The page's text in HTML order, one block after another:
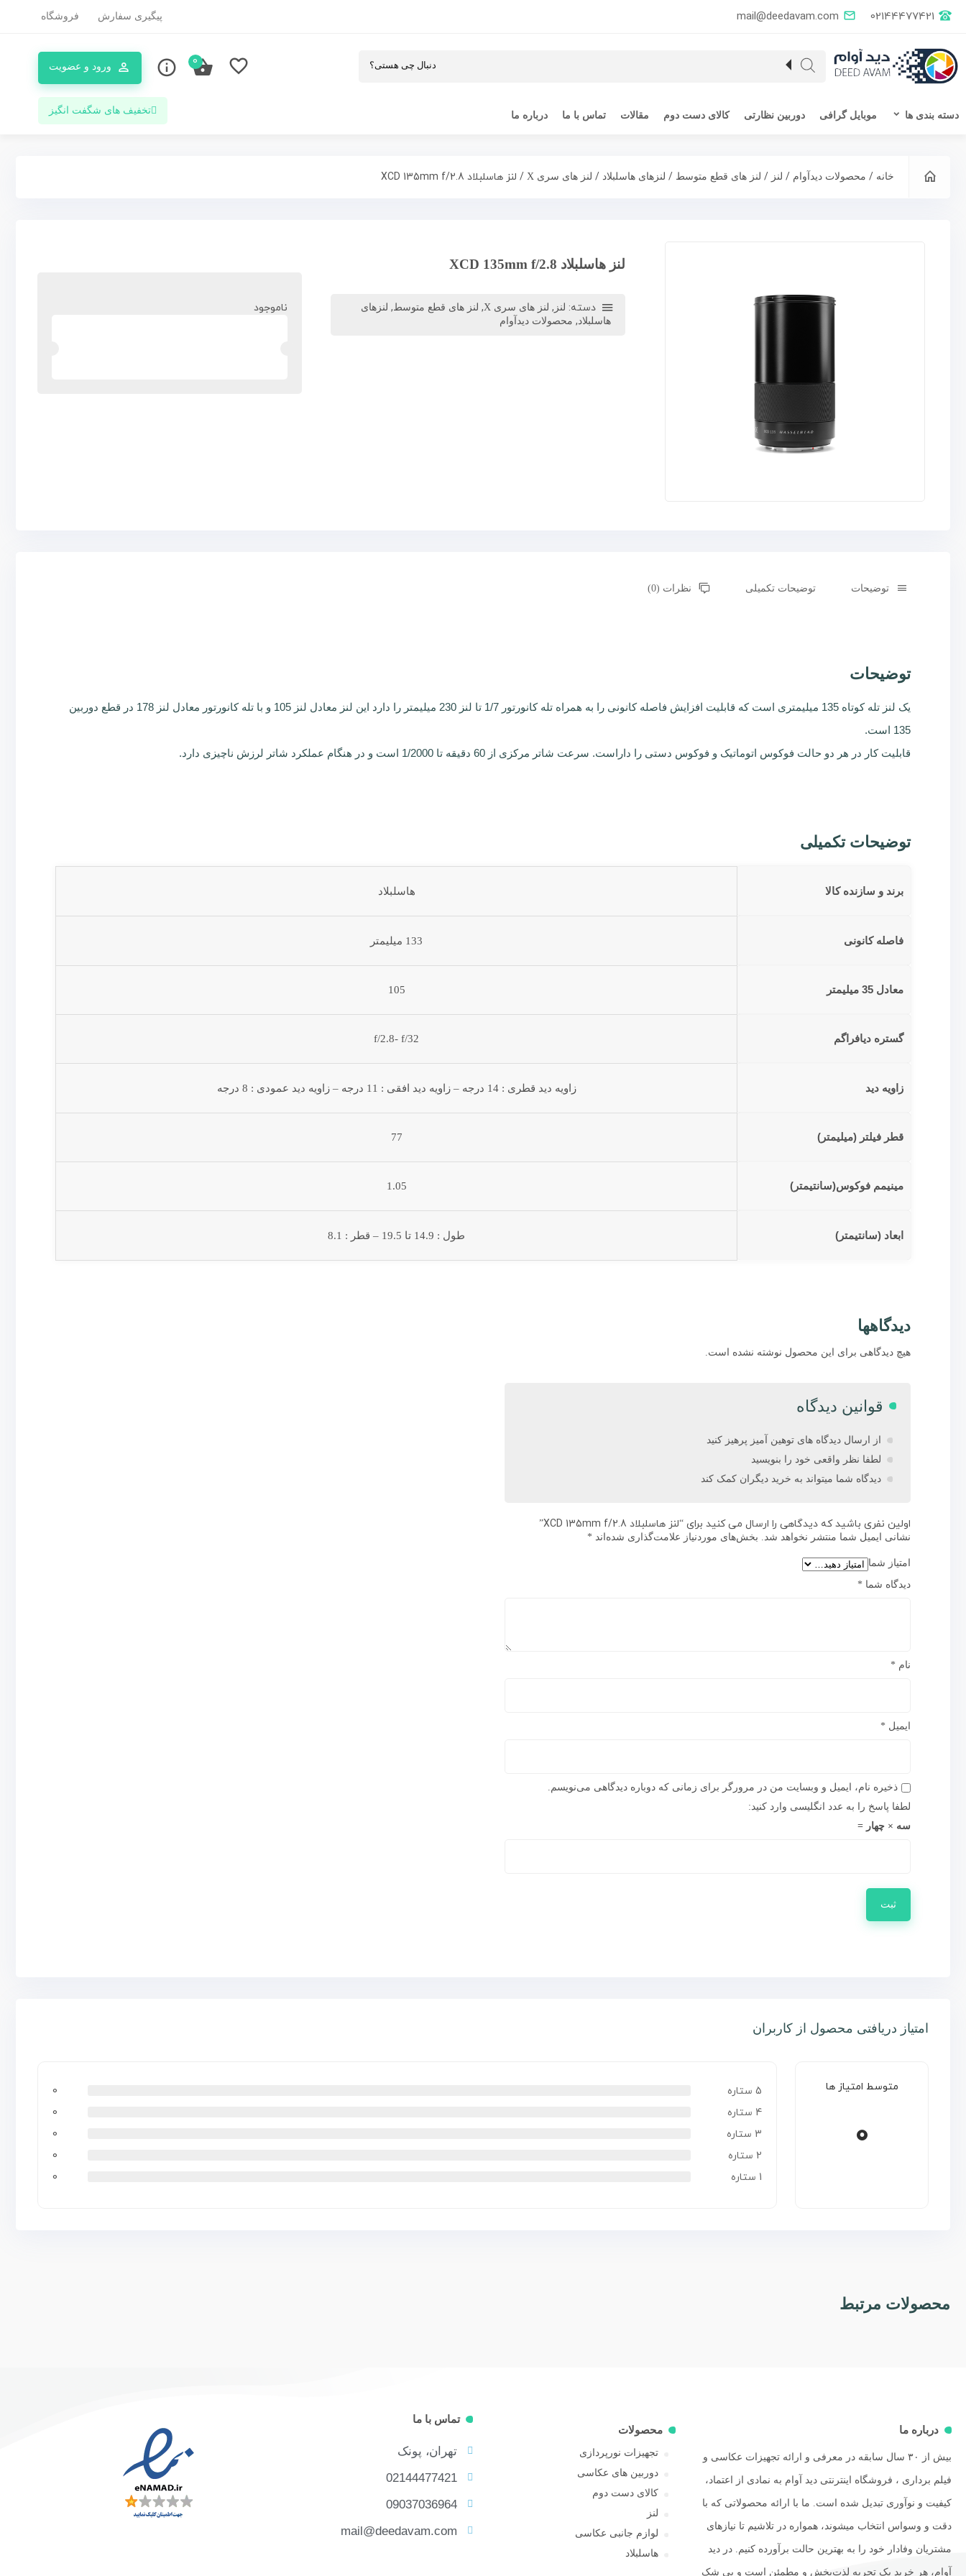
mail@deedavam.com 02144477421 پیگیری سفارش فروشگاه
ورود و عضویت 0
دسته بندی ها موبایل گرافی دوربین نظارتی کالای دست دوم مقالات تماس با ما درباره ما تخفیف های شگفت انگیز
خانه / محصولات دیدآوام / لنز / لنز های قطع متوسط / لنزهای هاسلبلاد / لنز های سری X / لنز هاسلبلاد XCD 135mm f/2.8
لنز هاسلبلاد XCD 135mm f/2.8
دسته: لنز , لنز های سری X , لنز های قطع متوسط, لنزهای
هاسلبلاد, محصولات دیدآوام
ناموجود
توضیحات توضیحات تکمیلی نظرات (0)
توضیحات
یک لنز تله کوتاه 135 میلیمتری است که قابلیت افزایش فاصله کانونی را به همراه تله کانورتور 1/7 تا لنز 230 میلیمتر را دارد این لنز معادل لنز 105 و با تله کانورتور معادل لنز 178 در قطع دوربین
135 است.
قابلیت کار در هر دو حالت فوکوس اتوماتیک و فوکوس دستی را داراست. سرعت شاتر مرکزی از 60 دقیقه تا 1/2000 است و در هنگام عملکرد شاتر لرزش ناچیزی دارد.
توضیحات تکمیلی
برند و سازنده کالا هاسلبلاد
فاصله کانونی 133 میلیمتر
معادل 35 میلیمتر 105
گستره دیافراگم f/2.8- f/32
زاویه دید زاویه دید قطری : 14 درجه – زاویه دید افقی : 11 درجه – زاویه دید عمودی : 8 درجه
قطر فیلتر (میلیمتر) 77
مینیمم فوکوس(سانتیمتر) 1.05
ابعاد (سانتیمتر) طول : 14.9 تا 19.5 – قطر : 8.1
دیدگاهها
هیچ دیدگاهی برای این محصول نوشته نشده است.
قوانین دیدگاه
از ارسال دیدگاه های توهین آمیز پرهیز کنید
لطفا نظر واقعی خود را بنویسید
دیدگاه شما میتواند به خرید دیگران کمک کند
اولین نفری باشید که دیدگاهی را ارسال می کنید برای “لنز هاسلبلاد XCD 135mm f/2.8”
نشانی ایمیل شما منتشر نخواهد شد. بخش‌های موردنیاز علامت‌گذاری شده‌اند *
امتیاز شما
دیدگاه شما *
نام *
ایمیل *
ذخیره نام، ایمیل و وبسایت من در مرورگر برای زمانی که دوباره دیدگاهی می‌نویسم.
لطفا پاسخ را به عدد انگلیسی وارد کنید:
سه × چهار =
امتیاز دریافتی محصول از کاربران
متوسط امتیاز ها
0
5 ستاره
0
4 ستاره
0
3 ستاره
0
2 ستاره
0
1 ستاره
0
محصولات مرتبط
درباره ما
بیش از ۳۰ سال سابقه در معرفی و ارائه تجهیزات عکاسی و
فیلم برداری ، فروشگاه اینترنتی دید آوام به نمادی از اعتماد،
کیفیت و نوآوری تبدیل شده است. ما با ارائه محصولاتی که با
دقت و وسواس انتخاب میشوند، همواره در تلاشیم تا نیازهای
مشتریان وفادار خود را به بهترین حالت برآورده کنیم. در دید
آوام، هر خرید یک تجربه لذت‌بخش و مطمئن است و بی شک
محصولات
تجهیزات نورپردازی
دوربین های عکاسی
کالای دست دوم
لنز
لوازم جانبی عکاسی
هاسلبلاد
تماس با ما
تهران، پونک
02144477421
09037036964
mail@deedavam.com